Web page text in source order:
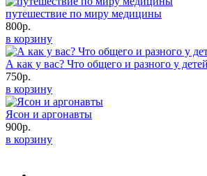
путешествие по миру медицины
800р.
в корзину
А как у вас? Что общего и разного у
750р.
в корзину
Ясон и аргонавты
900р.
в корзину